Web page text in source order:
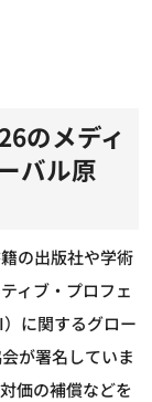
のメディ
バル原
の出版社や学術
ィブ・プロフェ
に関するグロー
が署名していま
価の補償などを